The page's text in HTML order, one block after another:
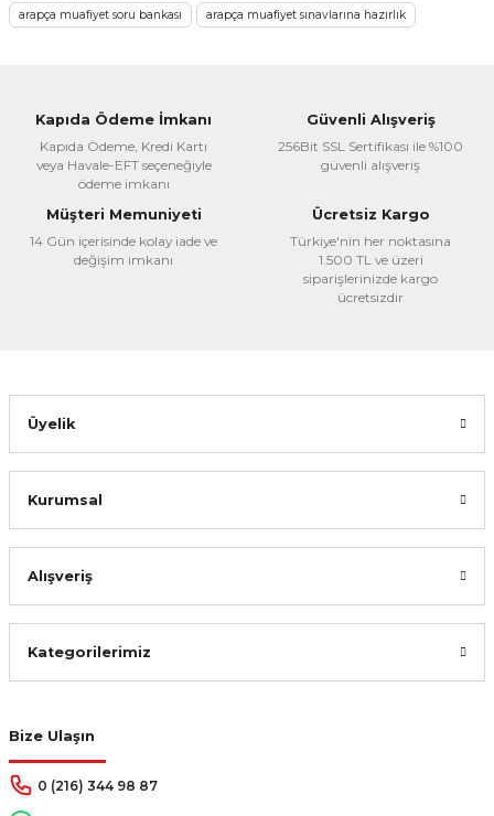
konularda yetersiz gördüğünüz noktaları öneri formunu
kullanarak tarafımıza iletebilirsiniz.
Ürün resmi kalitesiz, bozuk veya görüntülenemiyor.
Ürün açıklamasında eksik bilgiler bulunuyor.
Ürün bilgilerinde hatalar bulunuyor.
arapça muafiyet soru bankası
arapça muafiyet sınavlarına hazırlık
Kapıda Ödeme İmkanı
Kapıda Ödeme, Kredi Kartı
veya Havale-EFT seçeneğiyle
ödeme imkanı
Güvenli Alışveriş
256Bit SSL Sertifikası ile %100
güvenli alışveriş
Müşteri Memuniyeti
14 Gün içerisinde kolay iade ve
değişim imkanı
Ücretsiz Kargo
Türkiye'nin her noktasına
1.500 TL ve üzeri
siparişlerinizde kargo
ücretsizdir
Bize Ulaşın
0 (216) 344 98 87
Üyelik
Kurumsal
Alışveriş
Kategorilerimiz